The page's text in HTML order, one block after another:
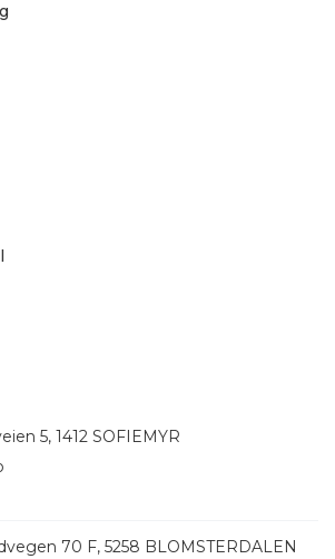
5, 1412 SOFIEMYR
70 F, 5258 BLOMSTERDALEN